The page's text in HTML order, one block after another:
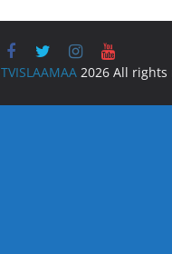
TVISLAAMAA2026 All rights